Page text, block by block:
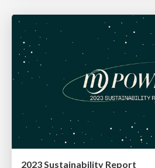
2023 Sustainability Report